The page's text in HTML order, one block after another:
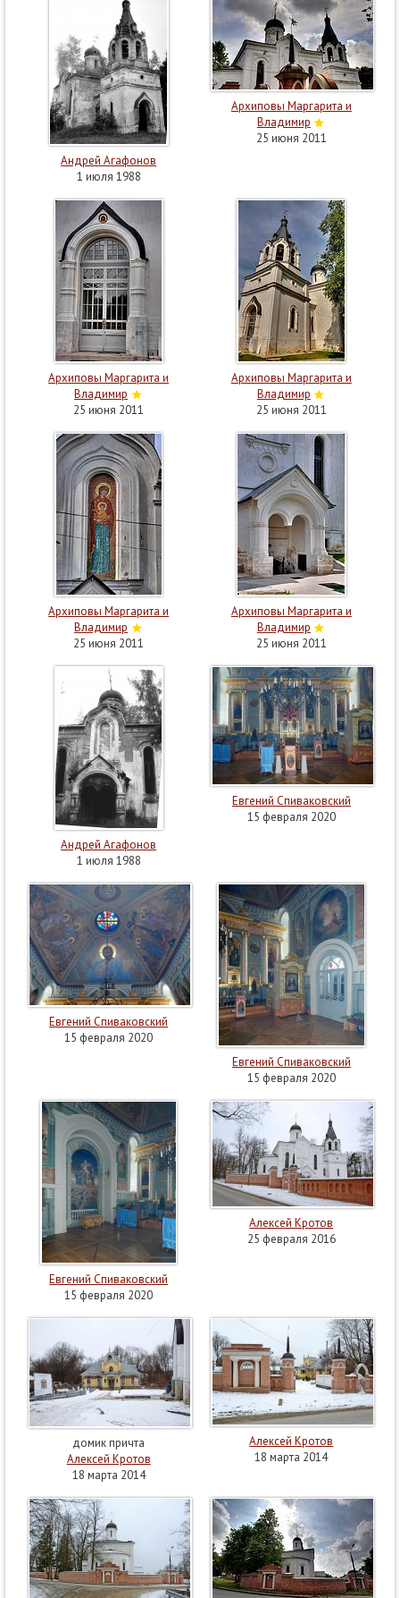
Андрей Агафонов
1 июля 1988
Архиповы Маргарита и
Владимир
25 июня 2011
Архиповы Маргарита и
Владимир
25 июня 2011
Архиповы Маргарита и
Владимир
25 июня 2011
Архиповы Маргарита и
Владимир
25 июня 2011
Архиповы Маргарита и
Владимир
25 июня 2011
Андрей Агафонов
1 июля 1988
Евгений Спиваковский
15 февраля 2020
Евгений Спиваковский
15 февраля 2020
Евгений Спиваковский
15 февраля 2020
Евгений Спиваковский
15 февраля 2020
Алексей Кротов
25 февраля 2016
домик причта
Алексей Кротов
18 марта 2014
Алексей Кротов
18 марта 2014